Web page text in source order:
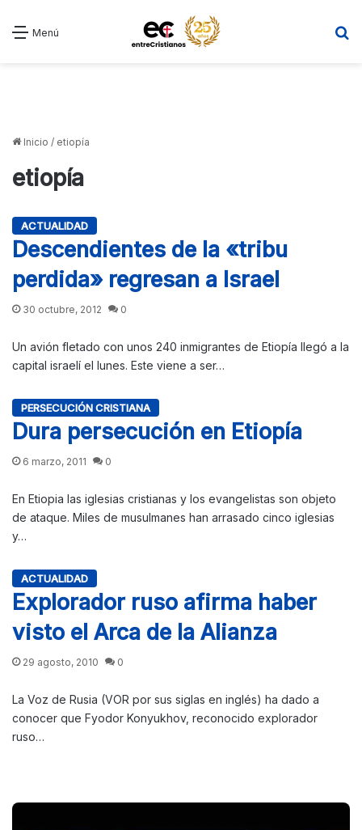
Menú
Inicio / etiopía
etiopía
ACTUALIDAD
Descendientes de la «tribu
perdida» regresan a Israel
30 octubre, 2012 0
Un avión fletado con unos 240 inmigrantes de Etiopía llegó a la
capital israelí el lunes. Este viene a ser…
PERSECUCIÓN CRISTIANA
Dura persecución en Etiopía
6 marzo, 2011 0
En Etiopia las iglesias cristianas y los evangelistas son objeto
de ataque. Miles de musulmanes han arrasado cinco iglesias
y…
ACTUALIDAD
Explorador ruso afirma haber
visto el Arca de la Alianza
29 agosto, 2010 0
La Voz de Rusia (VOR por sus siglas en inglés) ha dado a
conocer que Fyodor Konyukhov, reconocido explorador
ruso…